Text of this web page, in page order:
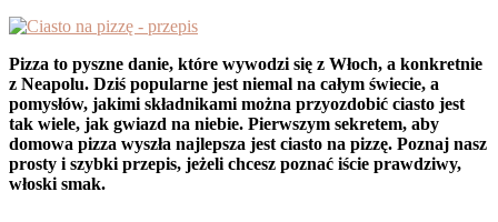
Pizza to pyszne danie, które wywodzi się z Włoch, a konkretnie
z Neapolu. Dziś popularne jest niemal na całym świecie, a
pomysłów, jakimi składnikami można przyozdobić ciasto jest
tak wiele, jak gwiazd na niebie. Pierwszym sekretem, aby
domowa pizza wyszła najlepsza jest ciasto na pizzę. Poznaj nasz
prosty i szybki przepis, jeżeli chcesz poznać iście prawdziwy,
włoski smak.